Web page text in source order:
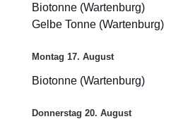
Biotonne (Wartenburg)
Gelbe Tonne (Wartenburg)
Montag 17. August
Biotonne (Wartenburg)
Donnerstag 20. August